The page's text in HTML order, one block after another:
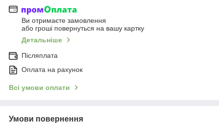
Ви отримаєте замовлення
або гроші повернуться на вашу картку
Детальніше
Післяплата
Оплата на рахунок
Всі умови оплати
Умови повернення